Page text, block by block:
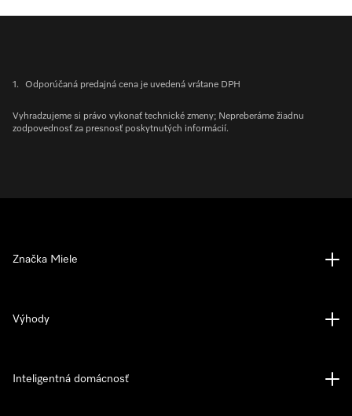
1. Odporúčaná predajná cena je uvedená vrátane DPH
Vyhradzujeme si právo vykonať technické zmeny; Nepreberáme žiadnu
zodpovednosť za presnosť poskytnutých informácií.
Značka Miele
Výhody
Inteligentná domácnosť